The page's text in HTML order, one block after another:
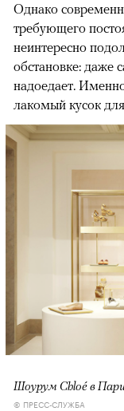
Однако
требующего
неинтересно
обстановке: даже
надоедает.
лакомый кусок
Шоурум Chloé в
© ПРЕСС-СЛУЖБА